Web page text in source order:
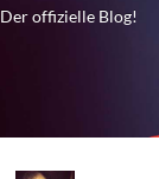
Der offizielle Blog!